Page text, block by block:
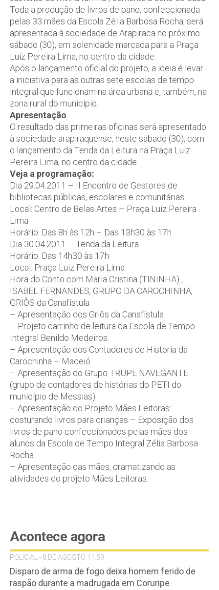
Toda a produção de livros de pano, confeccionada
pelas 33 mães da Escola Zélia Barbosa Rocha, será
apresentada à sociedade de Arapiraca no próximo
sábado (30), em solenidade marcada para a Praça
Luiz Pereira Lima, no centro da cidade.
Após o lançamento oficial do projeto, a ideia é levar
a iniciativa para as outras sete escolas de tempo
integral que funcionam na área urbana e, também, na
zona rural do município.
Apresentação
O resultado das primeiras oficinas será apresentado
à sociedade arapiraquense, neste sábado (30), com
o lançamento da Tenda da Leitura na Praça Luiz
Pereira Lima, no centro da cidade.
Veja a programação:
Dia 29.04.2011 – II Encontro de Gestores de
bibliotecas públicas, escolares e comunitárias
Local: Centro de Belas Artes – Praça Luiz Pereira
Lima
Horário: Das 8h às 12h – Das 13h30 às 17h
Dia 30.04.2011 – Tenda da Leitura
Horário: Das 14h30 às 17h
Local: Praça Luiz Pereira Lima
Hora do Conto com Maria Cristina (TININHA) ,
ISABEL FERNANDES, GRUPO DA CAROCHINHA,
GRIÔS da Canafístula
– Apresentação dos Griôs da Canafístula
– Projeto carrinho de leitura da Escola de Tempo
Integral Benildo Medeiros.
– Apresentação dos Contadores de História da
Carochinha – Maceió
– Apresentação do Grupo TRUPE NAVEGANTE
(grupo de contadores de histórias do PETI do
município de Messias)
– Apresentação do Projeto Mães Leitoras:
costurando livros para crianças – Exposição dos
livros de pano confeccionados pelas mães dos
alunos da Escola de Tempo Integral Zélia Barbosa
Rocha
– Apresentação das mães, dramatizando as
atividades do projeto Mães Leitoras.
Acontece agora
POLICIAL - 8 DE AGOSTO 11:59
Disparo de arma de fogo deixa homem ferido de
raspão durante a madrugada em Coruripe